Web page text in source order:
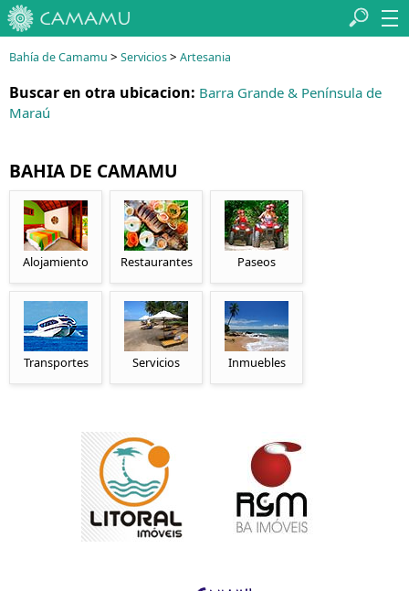
Bahía de Camamu > Servicios> Artesania
Buscar en otra ubicacion: Barra Grande & Península de
Maraú
BAHIA DE CAMAMU
Alojamiento Restaurantes Paseos
Transportes Servicios Inmuebles